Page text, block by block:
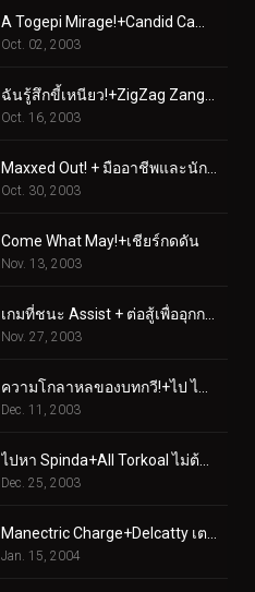
Oct. 02, 2003
Oct. 16, 2003
Oct. 30, 2003
Come What May!+เชียร์กดดัน
Nov. 13, 2003
Nov. 27, 2003
Dec. 11, 2003
Dec. 25, 2003
Jan. 15, 2004